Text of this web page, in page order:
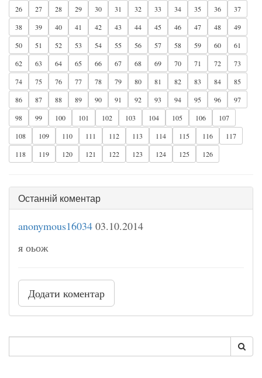
26
27 28 29 30 31 32 33 34 35 36
37
38
39 40 41 42 43 44 45 46 47 48
49
50
51 52 53 54 55 56 57 58 59 60
61
62
63 64 65 66 67 68 69 70 71 72
73
74
75 76 77 78 79 80 81 82 83 84
85
86
87 88 89 90 91 92 93 94 95 96
97
98
99 100 101 102 103 104 105 106
107
108
109 110 111 112 113 114 115 116
117
118
119 120 121 122 123 124 125 126
Останній коментар
anonymous16034 03.10.2014
я оьож
Додати коментар